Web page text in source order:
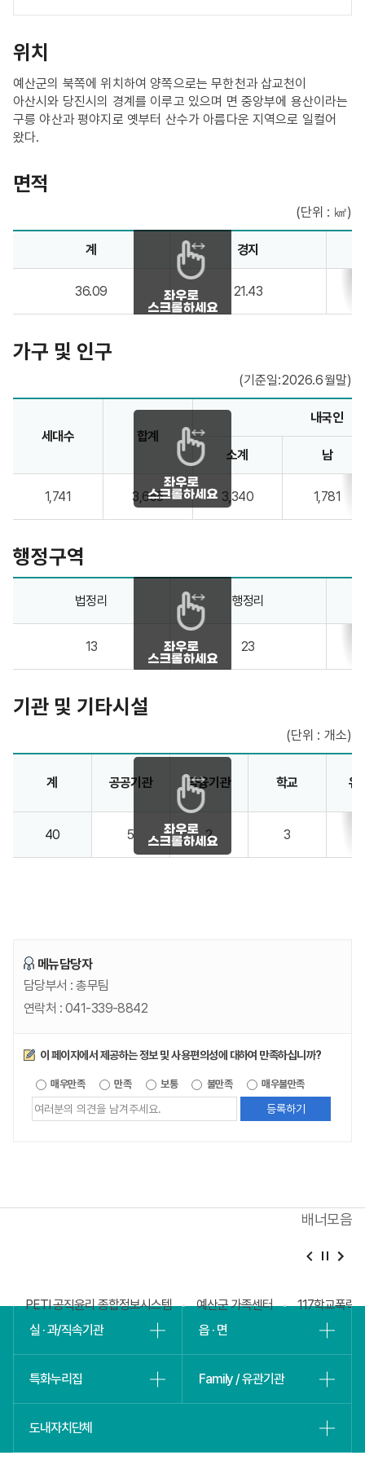
위치
예산군의 북쪽에 위치하여 양쪽으로는 무한천과 삽교천이
아산시와 당진시의 경계를 이루고 있으며 면 중앙부에 용산이라는
구릉 야산과 평야지로 옛부터 산수가 아름다운 지역으로 일컬어
왔다.
면적
(단위 : ㎢)
면적 안내 - 계, 경지, 임야, 기타 정보제공
계 경지
36.09 21.43
가구 및 인구
(기준일:2026.6월말)
가구 및 인구 안내 - 구분, 가구(계, 농가, 비농가), 인구(계, 남, 여) 정보제공
세대수 합계
내국인
소계 남
1,741 3,655 3,340 1,781
행정구역
예산읍 행정구역 - 법정리, 행정리, 자연마을, 반 정보제공
법정리 행정리
13 23
기관 및 기타시설
(단위 : 개소)
기관 및 기타시설 안내 - 계, 공공기관, 금융기관, 학교, 유치원, 종교, 경로당, 노인요양원, 아동복지시설 정보제공
계 공공기관 금융기관 학교 유
40 5 2 3
메뉴담당자
담당부서 :총무팀
연락처 : 041-339-8842
만족도조사
이 페이지에서 제공하는 정보 및 사용편의성에 대하여 만족하십니까?
매우만족 만족 보통 불만족 매우불만족
정보에
배너모음
PETI 공직윤리 종합정보시스템 예산군 가족센터
117학교폭력
실 · 과/직속기관
읍 · 면
특화누리집 Family / 유관기관
도내자치단체